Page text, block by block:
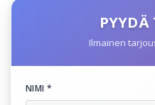
PYYDÄ
Ilmainen
NIMI *